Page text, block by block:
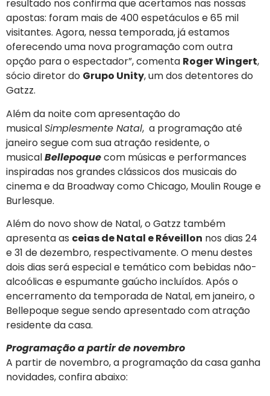
resultado nos confirma que acertamos nas nossas
apostas: foram mais de 400 espetáculos e 65 mil
visitantes. Agora, nessa temporada, já estamos
oferecendo uma nova programação com outra
opção para o espectador”, comenta Roger Wingert,
sócio diretor do Grupo Unity, um dos detentores do
Gatzz.
Além da noite com apresentação do
musicalSimplesmente Natal, a programação até
janeiro segue com sua atração residente, o
musicalBellepoquecom músicas e performances
inspiradas nos grandes clássicos dos musicais do
cinema e da Broadway como Chicago, Moulin Rouge e
Burlesque.
Além do novo show de Natal, o Gatzz também
apresenta as ceias de Natal e Réveillon nos dias 24
e 31 de dezembro, respectivamente. O menu destes
dois dias será especial e temático com bebidas não-
alcoólicas e espumante gaúcho incluídos. Após o
encerramento da temporada de Natal, em janeiro, o
Bellepoque segue sendo apresentado com atração
residente da casa.
Programação a partir de novembro
A partir de novembro, a programação da casa ganha
novidades, confira abaixo: